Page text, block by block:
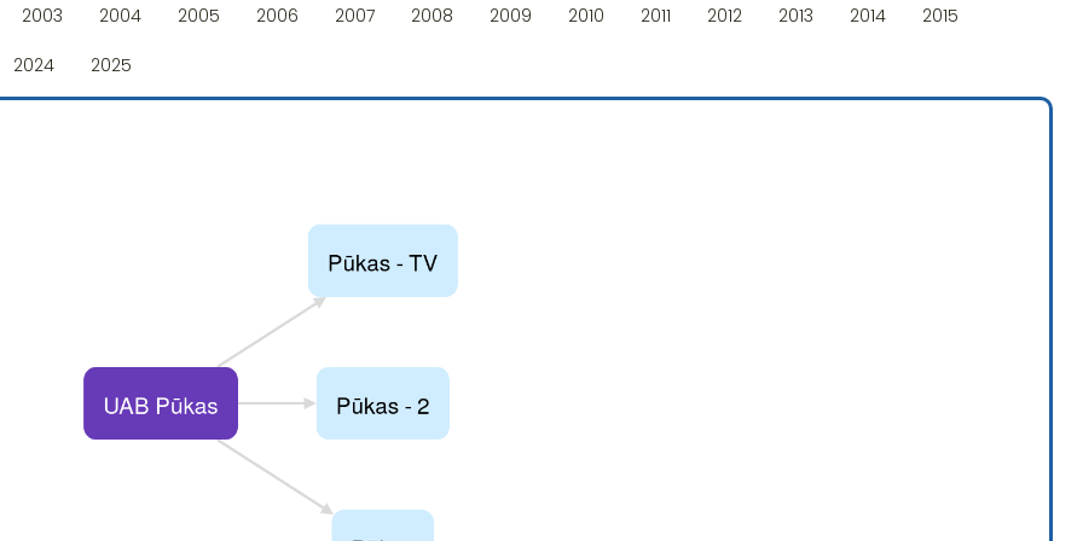
2003 2004 2005 2006 2007 2008 2009 2010 2011 2012 2013 2014 2015
2024 2025